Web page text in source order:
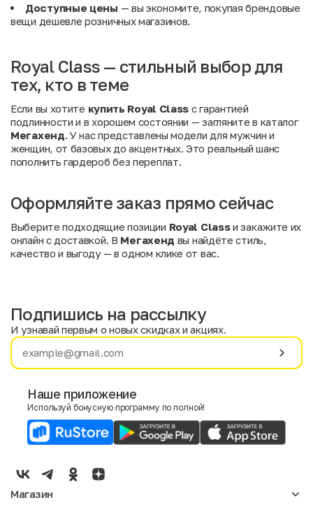
Доступные цены — вы экономите, покупая брендовые
вещи дешевле розничных магазинов.
Royal Class — стильный выбор для
тех, кто в теме
Если вы хотите купить Royal Class с гарантией
подлинности и в хорошем состоянии — загляните в каталог
Мегахенд. У нас представлены модели для мужчин и
женщин, от базовых до акцентных. Это реальный шанс
пополнить гардероб без переплат.
Оформляйте заказ прямо сейчас
Выберите подходящие позиции Royal Classи закажите их
онлайн с доставкой. В Мегахенд вы найдёте стиль,
качество и выгоду — в одном клике от вас.
Имя
E-mail
Мужской
Женский
Подпишись на рассылку
И узнавай первым о новых скидках и акциях.
Наше приложение
Используй бонусную программу по полной!
Магазин